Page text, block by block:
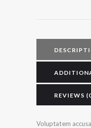
REVIEWS
Voluptatem